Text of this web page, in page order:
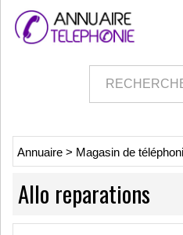
Annuaire > Magasin de
Allo reparations